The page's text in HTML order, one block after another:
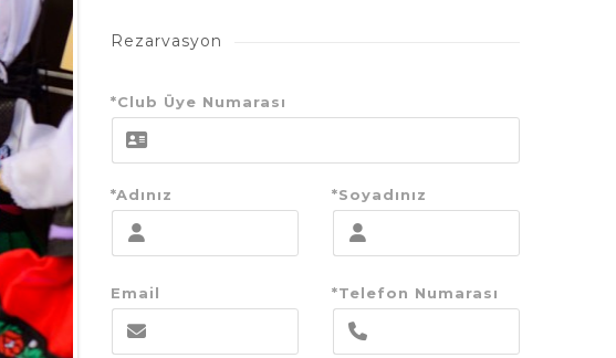
Rezarvasyon
*Club Üye Numarası
*Adınız *Soyadınız
Email *Telefon Numarası